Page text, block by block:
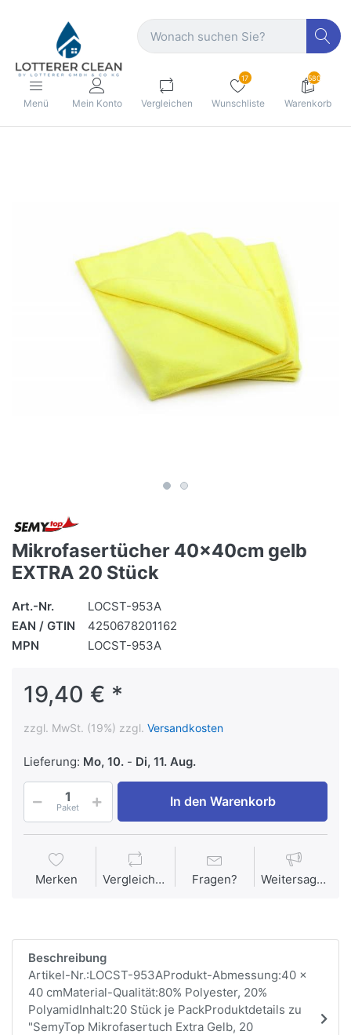
Menü Mein Konto Vergleichen
17
Wunschliste
580
Warenkorb
Mikrofasertücher 40x40cm gelb
EXTRA 20 Stück
Art.-Nr.
LOCST-953A
EAN / GTIN
4250678201162
MPN
LOCST-953A
19,40 € *
zzgl. MwSt. (19%) zzgl. Versandkosten
Lieferung: Mo, 10. - Di, 11. Aug.
Paket In den Warenkorb
Merken Vergleichen Fragen? Weitersagen
Beschreibung
Artikel-Nr.:LOCST-953AProdukt-Abmessung:40 x
40 cmMaterial-Qualität:80% Polyester, 20%
PolyamidInhalt:20 Stück je PackProduktdetails zu
"SemyTop Mikrofasertuch Extra Gelb, 20